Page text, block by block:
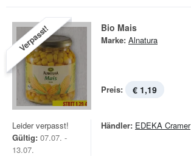
Verpasst! Bio Mais
Marke: Alnatura
Preis: € 1,19
Leider verpasst!
Gültig: 07.07. -
13.07.
Händler: EDEKA Cramer